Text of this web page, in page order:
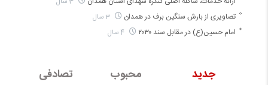
جدید محبوب تصادفی
تصاویری از بارش سنگین برف در همدان 3 سال
امام حسین(ع) در مقابل سند ۲۰۳۰